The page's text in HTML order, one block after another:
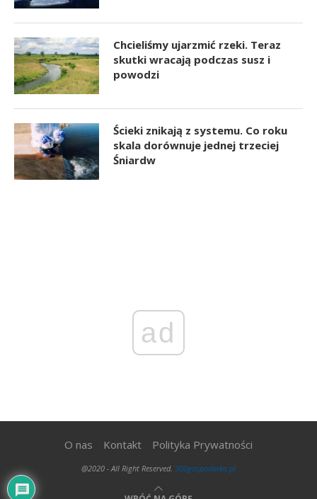
Chcieliśmy ujarzmić rzeki. Teraz
skutki wracają podczas susz i
powodzi
Ścieki znikają z systemu. Co roku
skala dorównuje jednej trzeciej
Śniardw
ad
O nas Kontakt Polityka Prywatności
@2020 - All Right Reserved. 300gospodarka.pl